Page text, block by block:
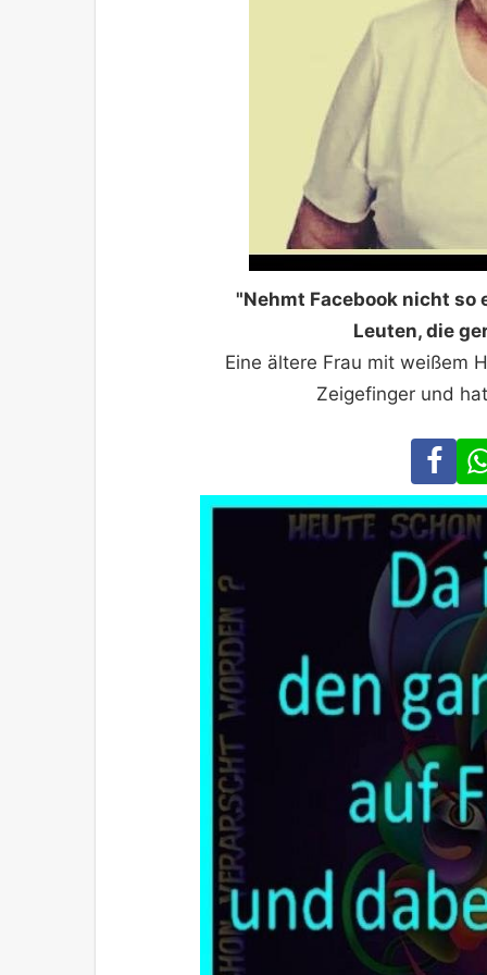
"Nehmt Facebook nicht so
Leuten, die
Eine ältere Frau mit weißem
Zeigefinger und